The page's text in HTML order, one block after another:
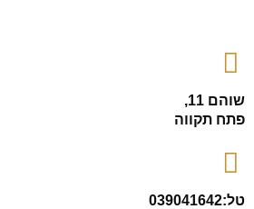
שוהם 11,
פתח תקווה
טל:039041642